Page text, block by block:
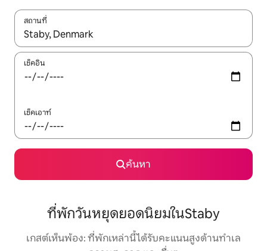
สถานที่
ใช้ลูกศรขึ้นลง หรือใช้การสัมผัสหรือปัด เพื่อสำรวจผลการค้นหา
เช็คอิน
เช็คเอาท์
ค้นหา
ที่พักวันหยุดยอดนิยมในStaby
เกสต์เห็นพ้อง: ที่พักเหล่านี้ได้รับคะแนนสูงด้านทำเล